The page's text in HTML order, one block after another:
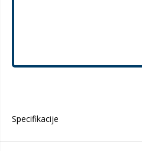
Specifikacije